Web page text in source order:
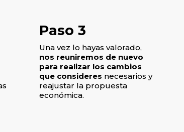
Paso 3
Una vez lo hayas valorado,
nos reuniremos de nuevo
para realizar los cambios
que consideres necesarios y
reajustar la propuesta
económica.